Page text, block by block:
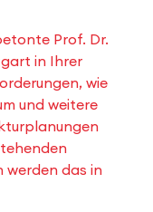
Prof. Dr.
in Ihrer
wie
und weitere
werden das in